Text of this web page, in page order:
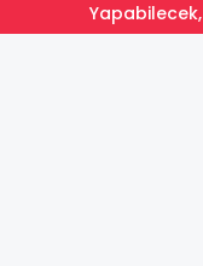
Yapabilecek,